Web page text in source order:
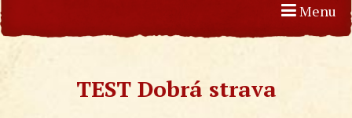
Menu
O nás
Kontakt
TEST Dobrá strava